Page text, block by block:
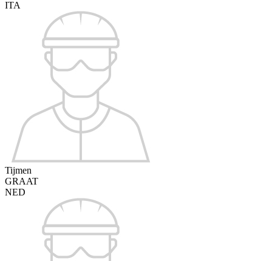
ITA
Tijmen
GRAAT
NED